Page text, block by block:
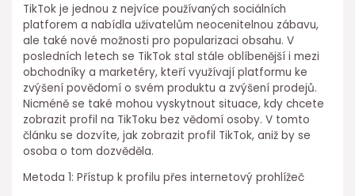
TikTok je jednou z nejvíce používaných sociálních
platforem a nabídla uživatelům neocenitelnou zábavu,
ale také nové možnosti pro popularizaci obsahu. V
posledních letech se TikTok stal stále oblíbenější i mezi
obchodníky a marketéry, kteří využívají platformu ke
zvýšení povědomí o svém produktu a zvýšení prodejů.
Nicméně se také mohou vyskytnout situace, kdy chcete
zobrazit profil na TikToku bez vědomí osoby. V tomto
článku se dozvíte, jak zobrazit profil TikTok, aniž by se
osoba o tom dozvěděla.
Metoda 1: Přístup k profilu přes internetový prohlížeč